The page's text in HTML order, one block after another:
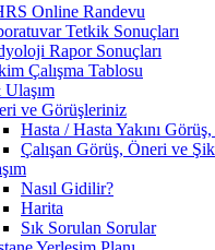
Online Randevu
Tetkik Sonuçları
Rapor Sonuçları
Çalışma Tablosu
ve Görüşleriniz
Hasta / Hasta Yakını
Çalışan Görüş, Öneri ve
Nasıl Gidilir?
Harita
Sık Sorulan Sorular